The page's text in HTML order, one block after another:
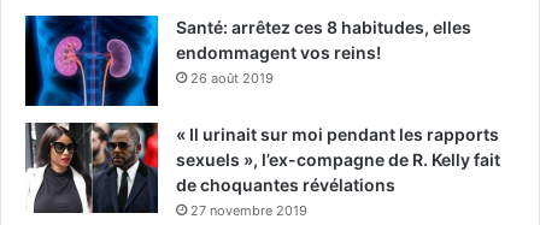
Santé: arrêtez ces 8 habitudes, elles
endommagent vos reins!
26 août 2019
« Il urinait sur moi pendant les rapports
sexuels », l’ex-compagne de R. Kelly fait
de choquantes révélations
27 novembre 2019